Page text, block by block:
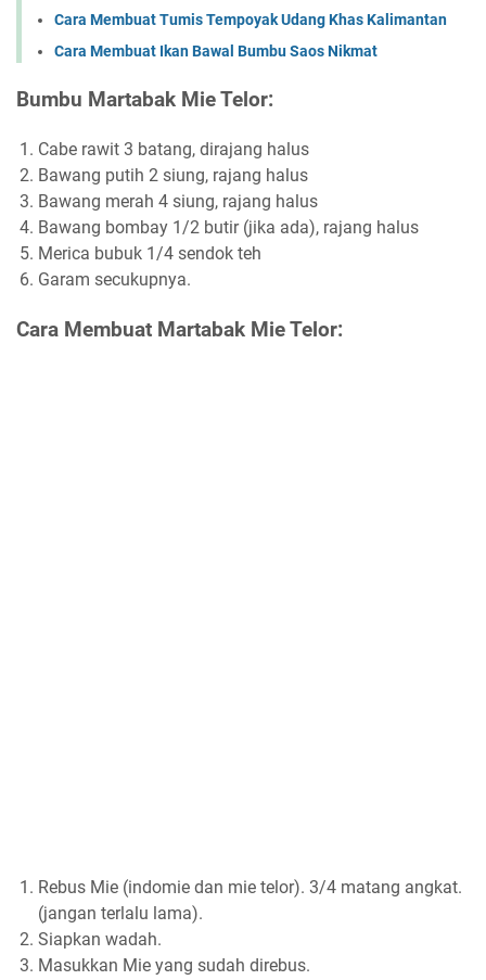
Cara Membuat Tumis Tempoyak Udang Khas Kalimantan
Cara Membuat Ikan Bawal Bumbu Saos Nikmat
Bumbu Martabak Mie Telor:
Cabe rawit 3 batang, dirajang halus
Bawang putih 2 siung, rajang halus
Bawang merah 4 siung, rajang halus
Bawang bombay 1/2 butir (jika ada), rajang halus
Merica bubuk 1/4 sendok teh
Garam secukupnya.
Cara Membuat Martabak Mie Telor:
Rebus Mie (indomie dan mie telor). 3/4 matang angkat.
(jangan terlalu lama).
Siapkan wadah.
Masukkan Mie yang sudah direbus.